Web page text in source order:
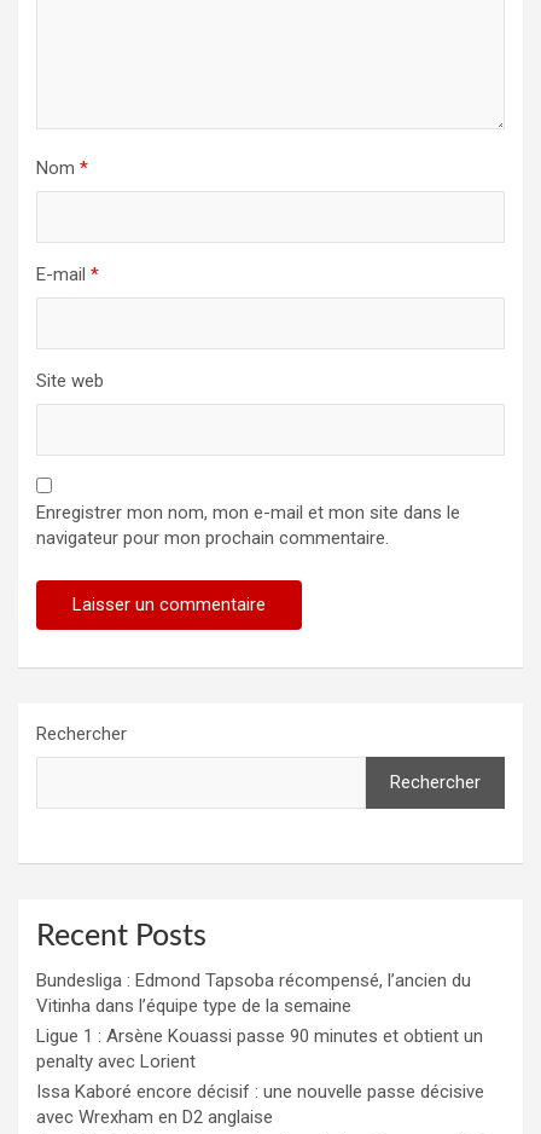
Nom *
E-mail *
Site web
Enregistrer mon nom, mon e-mail et mon site dans le
navigateur pour mon prochain commentaire.
Rechercher
Rechercher
Recent Posts
Bundesliga : Edmond Tapsoba récompensé, l’ancien du
Vitinha dans l’équipe type de la semaine
Ligue 1 : Arsène Kouassi passe 90 minutes et obtient un
penalty avec Lorient
Issa Kaboré encore décisif : une nouvelle passe décisive
avec Wrexham en D2 anglaise